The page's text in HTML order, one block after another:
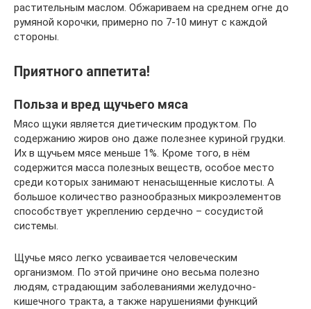
растительным маслом. Обжариваем на среднем огне до
румяной корочки, примерно по 7-10 минут с каждой
стороны.
Приятного аппетита!
Польза и вред щучьего мяса
Мясо щуки является диетическим продуктом. По
содержанию жиров оно даже полезнее куриной грудки.
Их в щучьем мясе меньше 1%. Кроме того, в нём
содержится масса полезных веществ, особое место
среди которых занимают ненасыщенные кислоты. А
большое количество разнообразных микроэлементов
способствует укреплению сердечно – сосудистой
системы.
Щучье мясо легко усваивается человеческим
организмом. По этой причине оно весьма полезно
людям, страдающим заболеваниями желудочно-
кишечного тракта, а также нарушениями функций